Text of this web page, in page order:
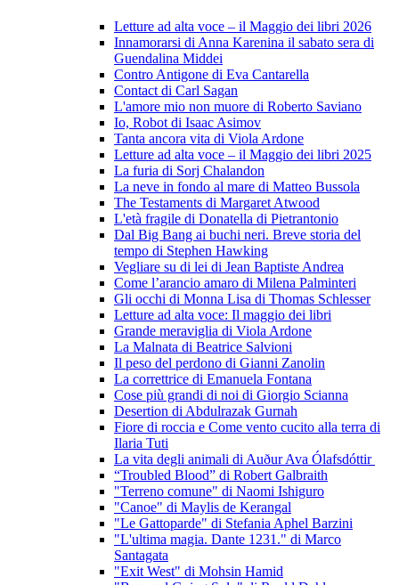
Letture ad alta voce – il Maggio dei libri 2026
Innamorarsi di Anna Karenina il sabato sera di
Guendalina Middei
Contro Antigone di Eva Cantarella
Contact di Carl Sagan
L'amore mio non muore di Roberto Saviano
Io, Robot di Isaac Asimov
Tanta ancora vita di Viola Ardone
Letture ad alta voce – il Maggio dei libri 2025
La furia di Sorj Chalandon
La neve in fondo al mare di Matteo Bussola
The Testaments di Margaret Atwood
L'età fragile di Donatella di Pietrantonio
Dal Big Bang ai buchi neri. Breve storia del
tempo di Stephen Hawking
Vegliare su di lei di Jean Baptiste Andrea
Come l’arancio amaro di Milena Palminteri
Gli occhi di Monna Lisa di Thomas Schlesser
Letture ad alta voce: Il maggio dei libri
Grande meraviglia di Viola Ardone
La Malnata di Beatrice Salvioni
Il peso del perdono di Gianni Zanolin
La correttrice di Emanuela Fontana
Cose più grandi di noi di Giorgio Scianna
Desertion di Abdulrazak Gurnah
Fiore di roccia e Come vento cucito alla terra di
Ilaria Tuti
La vita degli animali di Auður Ava Ólafsdóttir
“Troubled Blood” di Robert Galbraith
"Terreno comune" di Naomi Ishiguro
"Canoe" di Maylis de Kerangal
"Le Gattoparde" di Stefania Aphel Barzini
"L'ultima magia. Dante 1231." di Marco
Santagata
"Exit West" di Mohsin Hamid